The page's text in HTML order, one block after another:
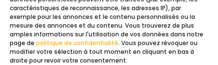
caractéristiques de reconnaissance, les adresses IP), par
exemple pour les annonces et le contenu personnalisés ou la
mesure des annonces et du contenu. Vous trouverez de plus
amples informations sur l'utilisation de vos données dans notre
page de politique de confidentialité. Vous pouvez révoquer ou
modifier votre sélection à tout moment en cliquant en bas à
droite pour revoir votre consentement.
Ajouter au panier